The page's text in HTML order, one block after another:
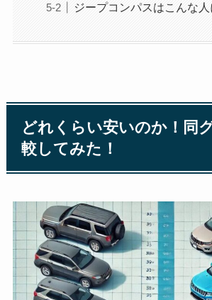
ジープコンパスはこんな人
どれくらい安いのか！同
較してみた！